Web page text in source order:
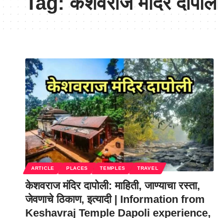
ARTICLE PLACES TEMPLES TRAVEL
केशवराज मंदिर दापोली: माहिती, जाण्याचा रस्ता,
जेवणाचे ठिकाण, इत्यादी | Information from
Keshavraj Temple Dapoli experience,